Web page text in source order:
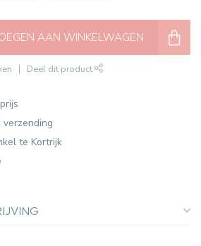
AAN WINKELWAGEN
Deel dit product
verzending
te Kortrijk